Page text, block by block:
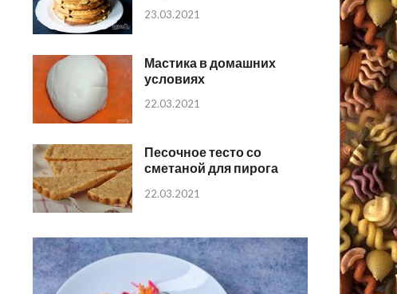
23.03.2021
Мастика в домашних
условиях
22.03.2021
Песочное тесто со
сметаной для пирога
22.03.2021